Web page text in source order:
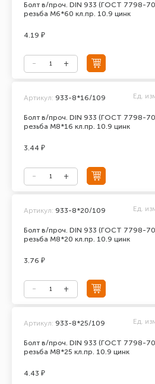
Болт в/проч. DIN 933 (ГОСТ 7798-
резьба М6*60 кл.пр. 10.9 цинк
4.19 ₽
Болт в/проч. DIN 933 (ГОСТ 7798-
резьба М8*16 кл.пр. 10.9 цинк
Артикул: 933-8*16/109 Ед.
3.44 ₽
Болт в/проч. DIN 933 (ГОСТ 7798-
резьба М8*20 кл.пр. 10.9 цинк
Артикул: 933-8*20/109 Ед.
3.76 ₽
Болт в/проч. DIN 933 (ГОСТ 7798-
резьба М8*25 кл.пр. 10.9 цинк
Артикул: 933-8*25/109 Ед.
4.43 ₽